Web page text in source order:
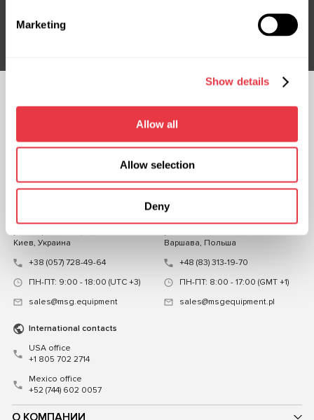
Marketing
Show details
Allow all
Allow selection
Deny
Подписаться
ПОДПИСЫВАЙТЕСЬ
ЧАТ С НАМИ
О КОМПАНИИ
Киев, Украина
+38 (057) 728-49-64
ПН-ПТ: 9:00 - 18:00 (UTC +3)
sales@msg.equipment
Варшава, Польша
+48 (83) 313-19-70
ПН-ПТ: 8:00 - 17:00 (GMT +1)
sales@msgequipment.pl
International contacts
USA office
+1 805 702 2714
Mexico office
+52 (744) 602 0057